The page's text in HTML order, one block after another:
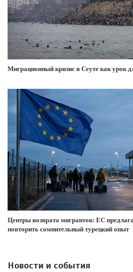
Миграционный кризис в Сеуте как урок
Центры возврата мигрантов: ЕС
повторить сомнительный турецкий опыт
Новости и события